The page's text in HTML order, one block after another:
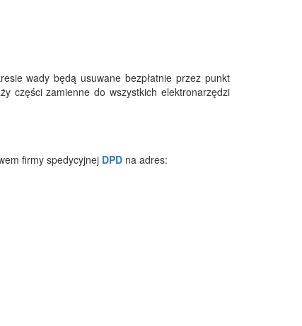
wady będą usuwane bezpłatnie przez punkt
części zamienne do wszystkich elektronarzędzi
firmy spedycyjnej DPD na adres: